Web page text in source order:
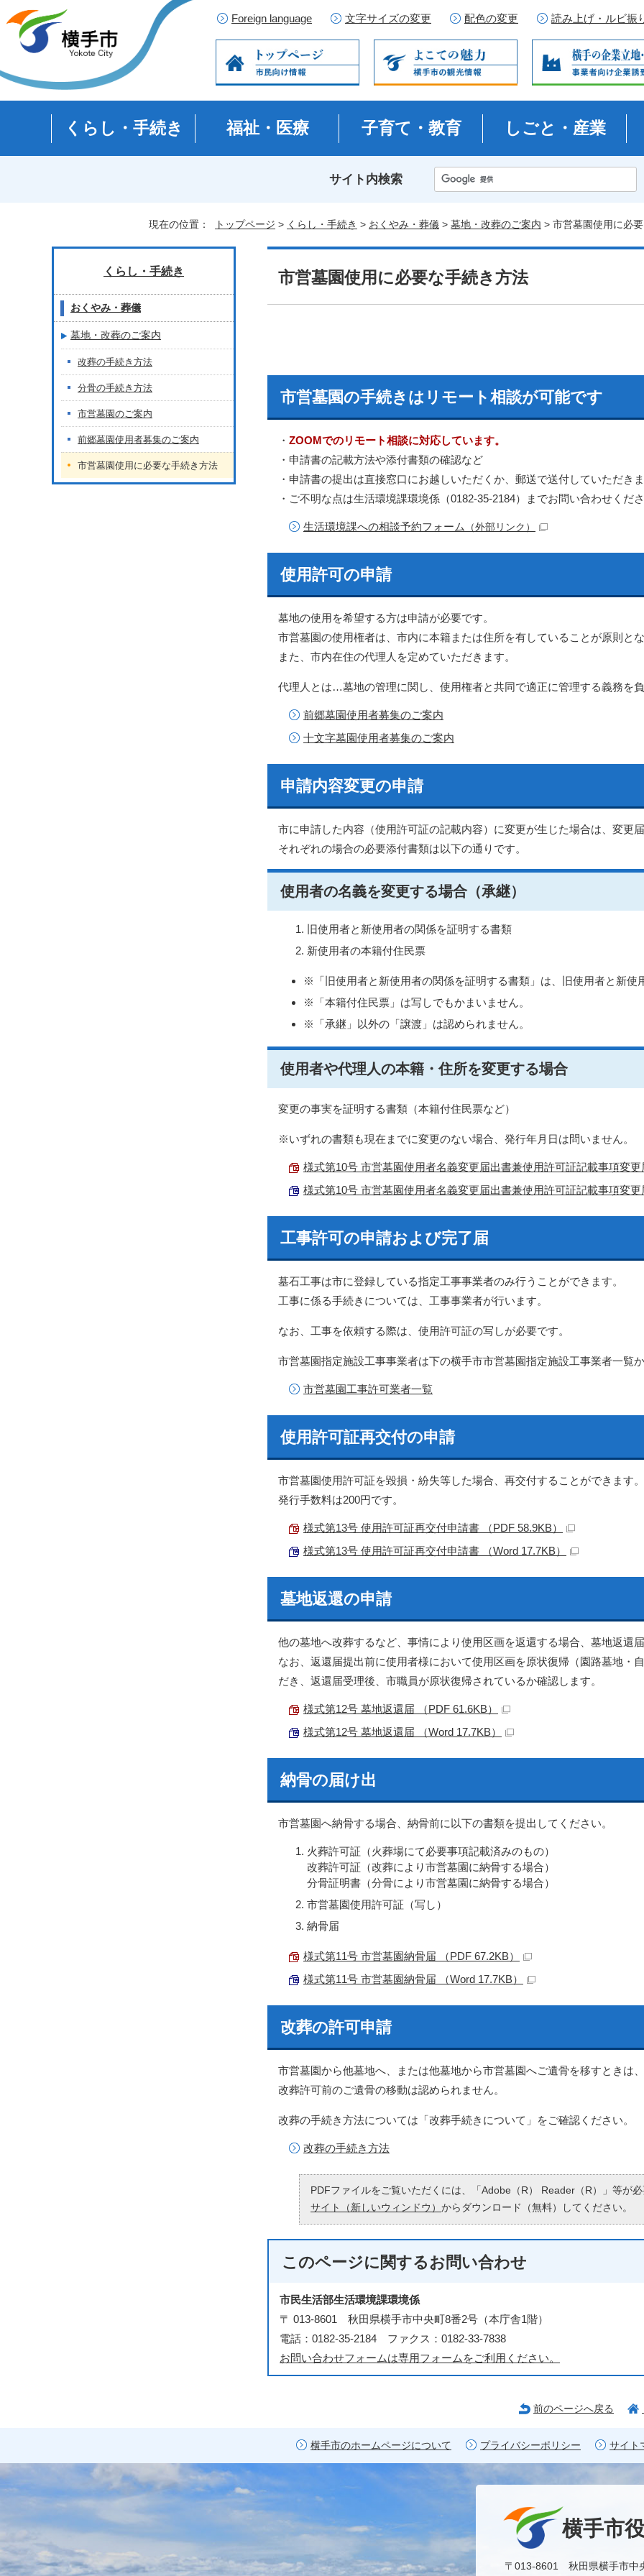
Foreign language 文字サイズの変更 配色の変更 読み上げ・ルビ振
くらし・手続き 福祉・医療 子育て・教育 しごと・産業
サイト内検索
現在の位置： トップページ > くらし・手続き > おくやみ・葬儀 > 墓地・改葬のご案内 > 市営墓園使用に必
市営墓園使用に必要な手続き方法
市営墓園の手続きはリモート相談が可能です
・ ZOOMでのリモート相談に対応しています。
・申請書の記載方法や添付書類の確認など
・申請書の提出は直接窓口にお越しいただくか、郵送で送付していただきま
・ご不明な点は生活環境課環境係（0182-35-2184）までお問い合わせくださ
生活環境課への相談予約フォーム （外部リンク）
使用許可の申請
墓地の使用を希望する方は申請が必要です。
市営墓園の使用権者は、市内に本籍または住所を有していることが原則とな
また、市内在住の代理人を定めていただきます。
代理人とは…墓地の管理に関し、使用権者と共同で適正に管理する義務を負
前郷墓園使用者募集のご案内
十文字墓園使用者募集のご案内
申請内容変更の申請
市に申請した内容（使用許可証の記載内容）に変更が生じた場合は、変更
それぞれの場合の必要添付書類は以下の通りです。
使用者の名義を変更する場合（承継）
旧使用者と新使用者の関係を証明する書類
新使用者の本籍付住民票
※「旧使用者と新使用者の関係を証明する書類」は、旧使用者と新使
※「本籍付住民票」は写しでもかまいません。
※「承継」以外の「譲渡」は認められません。
使用者や代理人の本籍・住所を変更する場合
変更の事実を証明する書類（本籍付住民票など）
※いずれの書類も現在までに変更のない場合、発行年月日は問いません。
様式第10号 市営墓園使用者名義変更届出書兼使用許可証記載事項変更
様式第10号 市営墓園使用者名義変更届出書兼使用許可証記載事項変更
工事許可の申請および完了届
墓石工事は市に登録している指定工事事業者のみ行うことができます。
工事に係る手続きについては、工事事業者が行います。
なお、工事を依頼する際は、使用許可証の写しが必要です。
市営墓園指定施設工事事業者は下の横手市市営墓園指定施設工事業者一覧
市営墓園工事許可業者一覧
使用許可証再交付の申請
市営墓園使用許可証を毀損・紛失等した場合、再交付することができます。
発行手数料は200円です。
様式第13号 使用許可証再交付申請書 （PDF 58.9KB）
様式第13号 使用許可証再交付申請書 （Word 17.7KB）
墓地返還の申請
他の墓地へ改葬するなど、事情により使用区画を返還する場合、墓地返還
なお、返還届提出前に使用者様において使用区画を原状復帰（園路墓地・
だき、返還届受理後、市職員が原状復帰されているか確認します。
様式第12号 墓地返還届 （PDF 61.6KB）
様式第12号 墓地返還届 （Word 17.7KB）
納骨の届け出
市営墓園へ納骨する場合、納骨前に以下の書類を提出してください。
火葬許可証（火葬場にて必要事項記載済みのもの）
改葬許可証（改葬により市営墓園に納骨する場合）
分骨証明書（分骨により市営墓園に納骨する場合）
市営墓園使用許可証（写し）
納骨届
様式第11号 市営墓園納骨届 （PDF 67.2KB）
様式第11号 市営墓園納骨届 （Word 17.7KB）
改葬の許可申請
市営墓園から他墓地へ、または他墓地から市営墓園へご遺骨を移すときは
改葬許可前のご遺骨の移動は認められません。
改葬の手続き方法については「改葬手続きについて」をご確認ください。
改葬の手続き方法
PDFファイルをご覧いただくには、「Adobe（R） Reader（R）」等が
サイト（新しいウィンドウ） からダウンロード（無料）してください。
このページに関するお問い合わせ
市民生活部生活環境課環境係
〒 013-8601 秋田県横手市中央町8番2号（本庁舎1階）
電話：0182-35-2184 ファクス：0182-33-7838
お問い合わせフォームは専用フォームをご利用ください。
くらし・手続き
おくやみ・葬儀
墓地・改葬のご案内
改葬の手続き方法
分骨の手続き方法
市営墓園のご案内
前郷墓園使用者募集のご案内
市営墓園使用に必要な手続き方法
前のページへ戻る
横手市のホームページについて プライバシーポリシー サイト
横手市
〒013-8601 秋田県横手市中